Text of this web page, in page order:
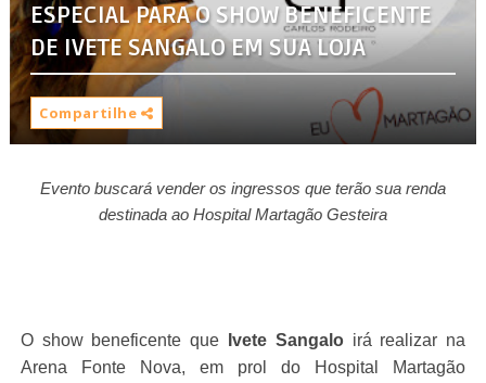
ESPECIAL PARA O SHOW BENEFICENTE
DE IVETE SANGALO EM SUA LOJA‏
Compartilhe
Evento buscará vender os ingressos que terão sua renda
destinada ao Hospital Martagão Gesteira
O show beneficente que Ivete Sangaloirá realizar na
Arena Fonte Nova, em prol do Hospital Martagão